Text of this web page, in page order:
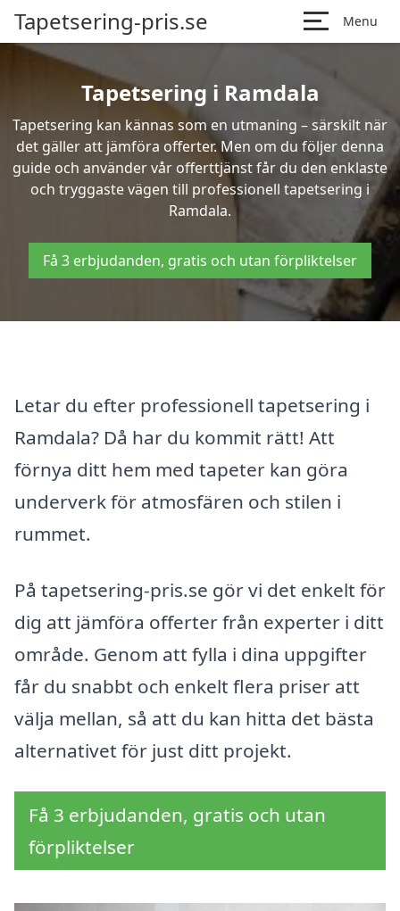
Tapetsering-pris.se Menu
Tapetsering i Ramdala
Tapetsering kan kännas som en utmaning – särskilt när
det gäller att jämföra offerter. Men om du följer denna
guide och använder vår offerttjänst får du den enklaste
och tryggaste vägen till professionell tapetsering i
Ramdala.
Få 3 erbjudanden, gratis och utan förpliktelser
Letar du efter professionell tapetsering i
Ramdala? Då har du kommit rätt! Att
förnya ditt hem med tapeter kan göra
underverk för atmosfären och stilen i
rummet.
På tapetsering-pris.se gör vi det enkelt för
dig att jämföra offerter från experter i ditt
område. Genom att fylla i dina uppgifter
får du snabbt och enkelt flera priser att
välja mellan, så att du kan hitta det bästa
alternativet för just ditt projekt.
Få 3 erbjudanden, gratis och utan
förpliktelser